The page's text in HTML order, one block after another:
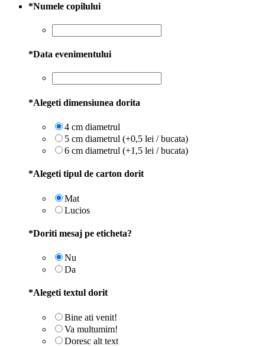
*Numele copilului
*Data evenimentului
*Alegeti dimensiunea dorita
4 cm diametrul
5 cm diametrul (+0,5 lei / bucata)
6 cm diametrul (+1,5 lei / bucata)
*Alegeti tipul de carton dorit
Mat
Lucios
*Doriti mesaj pe eticheta?
Nu
Da
*Alegeti textul dorit
Bine ati venit!
Va multumim!
Doresc alt text